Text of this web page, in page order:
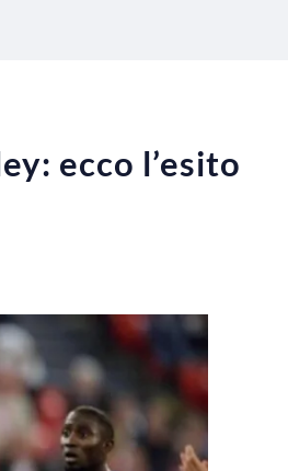
ecco l’esito